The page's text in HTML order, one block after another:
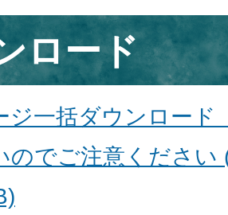
ロード
ジ一括ダウンロード
のでご注意ください